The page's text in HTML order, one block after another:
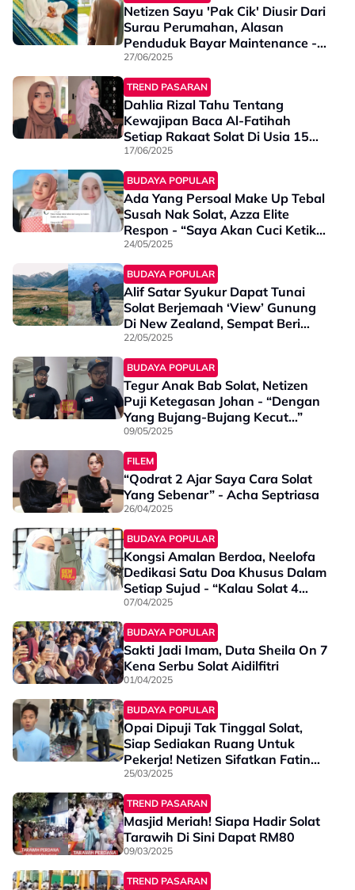
Netizen Sayu 'Pak Cik' Diusir Dari
Surau Perumahan, Alasan
Penduduk Bayar Maintenance -
"Kalau Boleh Kita Nak Kunci ..."
27/06/2025
TREND PASARAN
Dahlia Rizal Tahu Tentang
Kewajipan Baca Al-Fatihah
Setiap Rakaat Solat Di Usia 15
Tahun - “Saya Sedih Sebab…”
17/06/2025
BUDAYA POPULAR
Ada Yang Persoal Make Up Tebal
Susah Nak Solat, Azza Elite
Respon - “Saya Akan Cuci Ketika
Nak Solat"
24/05/2025
BUDAYA POPULAR
Alif Satar Syukur Dapat Tunai
Solat Berjemaah ‘View’ Gunung
Di New Zealand, Sempat Beri
Pesanan - “Esok Kat Syurga
Macam Manalah”
22/05/2025
BUDAYA POPULAR
Tegur Anak Bab Solat, Netizen
Puji Ketegasan Johan - “Dengan
Yang Bujang-Bujang Kecut…”
09/05/2025
FILEM
“Qodrat 2 Ajar Saya Cara Solat
Yang Sebenar” - Acha Septriasa
26/04/2025
BUDAYA POPULAR
Kongsi Amalan Berdoa, Neelofa
Dedikasi Satu Doa Khusus Dalam
Setiap Sujud - “Kalau Solat 4
Rakaat, Saya Akan…”
07/04/2025
BUDAYA POPULAR
Sakti Jadi Imam, Duta Sheila On 7
Kena Serbu Solat Aidilfitri
01/04/2025
BUDAYA POPULAR
Opai Dipuji Tak Tinggal Solat,
Siap Sediakan Ruang Untuk
Pekerja! Netizen Sifatkan Fatin
Afeefa Untung - “Manusia Boleh
Berubah…”
25/03/2025
TREND PASARAN
Masjid Meriah! Siapa Hadir Solat
Tarawih Di Sini Dapat RM80
09/03/2025
TREND PASARAN